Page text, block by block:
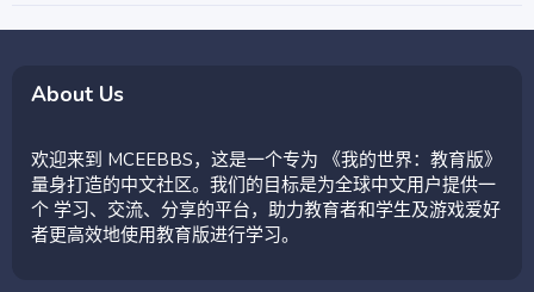
About Us
欢迎来到 MCEEBBS，这是一个专为 《我的世界：教育版》
量身打造的中文社区。我们的目标是为全球中文用户提供一
个 学习、交流、分享的平台，助力教育者和学生及游戏爱好
者更高效地使用教育版进行学习。